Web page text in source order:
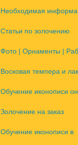
Необходимая
Статьи по золочению
Фото | Орнаменты |
Восковая темпера и лак
Обучение иконописи
Золочение на заказ
Обучение иконописи в